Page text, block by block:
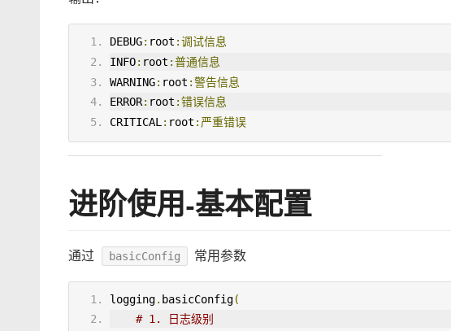
DEBUG: root :调试信息
INFO: root :普通信息
WARNING: root :警告信息
ERROR: root :错误信息
CRITICAL : root :严重错误
进阶使用-基本配置
通过 basicConfig 常用参数
logging. basicConfig(
# 1. 日志级别